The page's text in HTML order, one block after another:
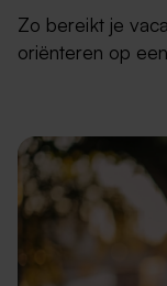
Zo bereikt je
oriënteren op